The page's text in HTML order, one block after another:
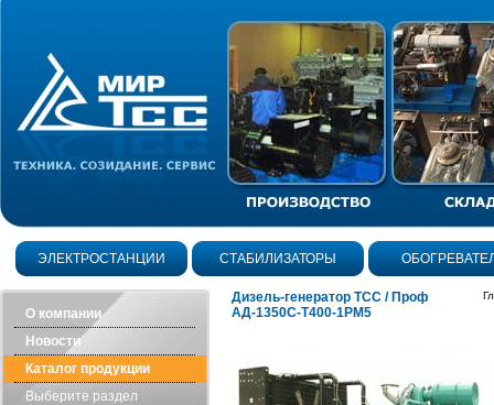
ЭЛЕКТРОСТАНЦИИ СТАБИЛИЗАТОРЫ
О компании
Новости
Каталог продукции
Выберите раздел
Дизель-генератор ТСС / Проф
АД-1350С-Т400-1РМ5